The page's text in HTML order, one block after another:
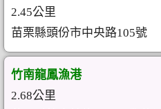
2.45公里
苗栗縣頭份市中央路105號
竹南龍鳳漁港
2.68公里